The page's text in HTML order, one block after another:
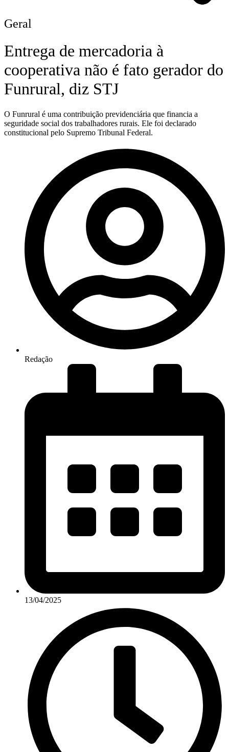
Geral
Entrega de mercadoria à
cooperativa não é fato gerador do
Funrural, diz STJ
O Funrural é uma contribuição previdenciária que financia a
seguridade social dos trabalhadores rurais. Ele foi declarado
constitucional pelo Supremo Tribunal Federal.
Redação
13/04/2025